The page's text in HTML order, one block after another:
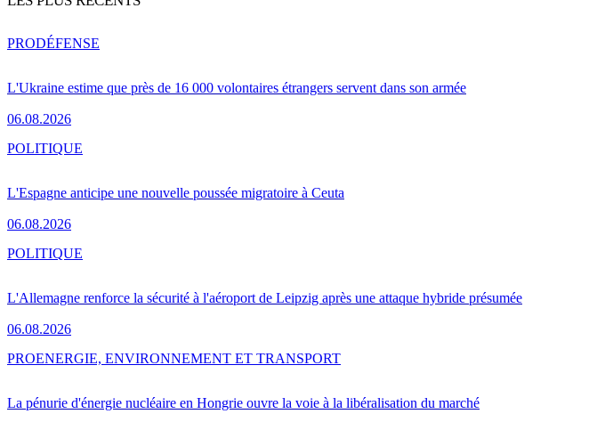
L'Ukraine estime que près de 16 000 volontaires étrangers servent dans son armée
06.08.2026
PRODÉFENSE
L'Espagne anticipe une nouvelle poussée migratoire à Ceuta
06.08.2026
POLITIQUE
L'Allemagne renforce la sécurité à l'aéroport de Leipzig après une attaque hybride présumée
06.08.2026
POLITIQUE
La pénurie d'énergie nucléaire en Hongrie ouvre la voie à la libéralisation du marché
PROENERGIE, ENVIRONNEMENT ET TRANSPORT